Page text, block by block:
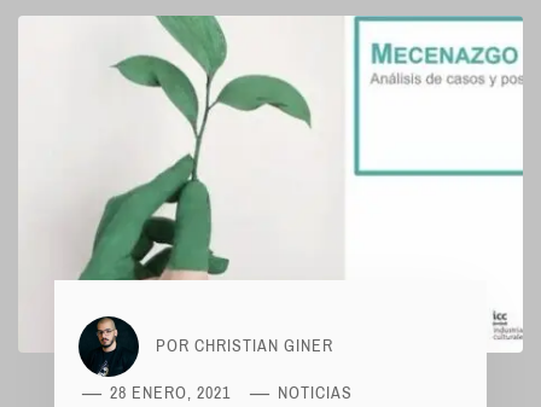
POR CHRISTIAN GINER
28 ENERO, 2021 NOTICIAS